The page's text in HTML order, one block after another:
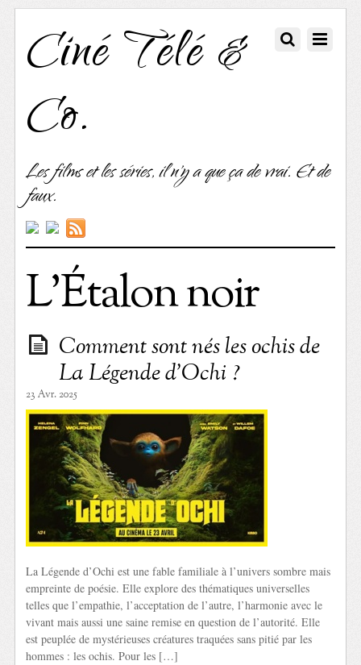
Ciné Télé &
Co.
Les films et les séries, il n'y a que ça de vrai. Et de
faux.
L’Étalon noir
Comment sont nés les ochis de
La Légende d’Ochi ?
23 Avr. 2025
La Légende d’Ochi est une fable familiale à l’univers sombre mais
empreinte de poésie. Elle explore des thématiques universelles
telles que l’empathie, l’acceptation de l’autre, l’harmonie avec le
vivant mais aussi une saine remise en question de l’autorité. Elle
est peuplée de mystérieuses créatures traquées sans pitié par les
hommes : les ochis. Pour les […]